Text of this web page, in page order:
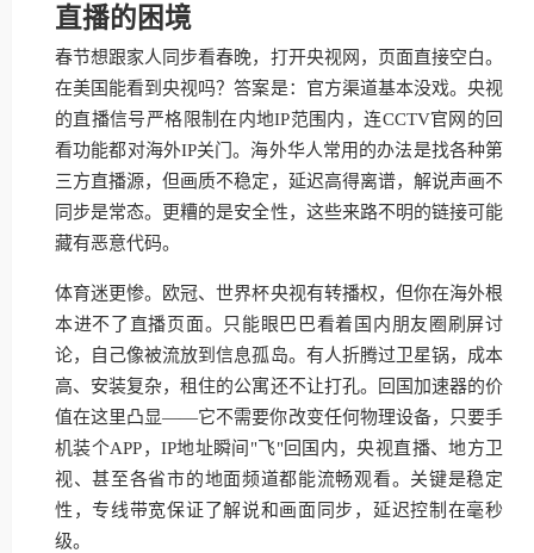
直播的困境
春节想跟家人同步看春晚，打开央视网，页面直接空白。
在美国能看到央视吗？答案是：官方渠道基本没戏。央视
的直播信号严格限制在内地IP范围内，连CCTV官网的回
看功能都对海外IP关门。海外华人常用的办法是找各种第
三方直播源，但画质不稳定，延迟高得离谱，解说声画不
同步是常态。更糟的是安全性，这些来路不明的链接可能
藏有恶意代码。
体育迷更惨。欧冠、世界杯央视有转播权，但你在海外根
本进不了直播页面。只能眼巴巴看着国内朋友圈刷屏讨
论，自己像被流放到信息孤岛。有人折腾过卫星锅，成本
高、安装复杂，租住的公寓还不让打孔。回国加速器的价
值在这里凸显——它不需要你改变任何物理设备，只要手
机装个APP，IP地址瞬间"飞"回国内，央视直播、地方卫
视、甚至各省市的地面频道都能流畅观看。关键是稳定
性，专线带宽保证了解说和画面同步，延迟控制在毫秒
级。